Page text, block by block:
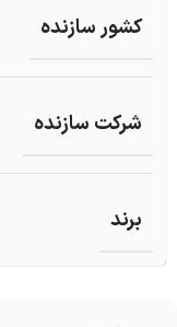
کشور سازنده
شرکت سازنده
برند